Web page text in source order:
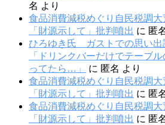
名 より
食品消費減税めぐり自民税調
「財源示して」批判噴出 に 匿
ひろゆき氏 ガストでの思い出
「ドリンクバーだけでテーブ
ってたら…」
に 匿名 より
食品消費減税めぐり自民税調
「財源示して」批判噴出 に 匿
食品消費減税めぐり自民税調
「財源示して」批判噴出 に 匿